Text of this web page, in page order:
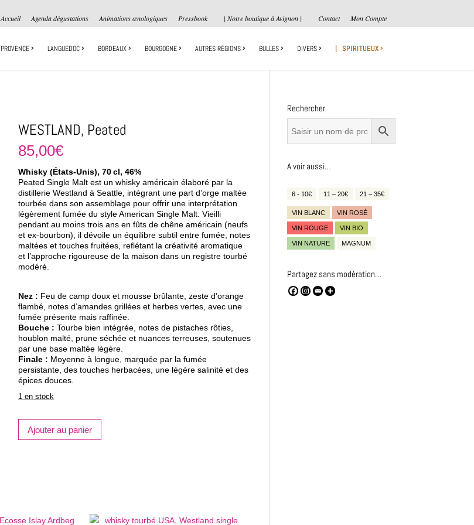
Accueil Agenda dégustations Animations œnologiques Pressbook | Notre boutique à Avignon | Contact Mon Compte
PROVENCE LANGUEDOC BORDEAUX BOURGOGNE AUTRES RÉGIONS BULLES DIVERS | SPIRITUEUX
WESTLAND, Peated
85,00€
Whisky (États‑Unis), 70 cl, 46%
Peated Single Malt est un whisky américain élaboré par la
distillerie Westland à Seattle, intégrant une part d’orge maltée
tourbée dans son assemblage pour offrir une interprétation
légèrement fumée du style American Single Malt. Vieilli
pendant au moins trois ans en fûts de chêne américain (neufs
et ex‑bourbon), il dévoile un équilibre subtil entre fumée, notes
maltées et touches fruitées, reflétant la créativité aromatique
et l’approche rigoureuse de la maison dans un registre tourbé
modéré.
Nez : Feu de camp doux et mousse brûlante, zeste d’orange
flambé, notes d’amandes grillées et herbes vertes, avec une
fumée présente mais raffinée.
Bouche : Tourbe bien intégrée, notes de pistaches rôties,
houblon malté, prune séchée et nuances terreuses, soutenues
par une base maltée légère.
Finale : Moyenne à longue, marquée par la fumée
persistante, des touches herbacées, une légère salinité et des
épices douces.
1 en stock
Ajouter au panier
Rechercher
A voir aussi…
6 - 10€ 11 – 20€ 21 – 35€
VIN BLANC VIN ROSÉ
VIN ROUGE VIN BIO
VIN NATURE MAGNUM
Partagez sans modération…